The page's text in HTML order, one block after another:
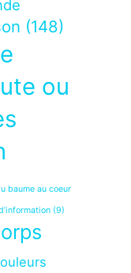
(148)
ou
baume au coeur
(9)